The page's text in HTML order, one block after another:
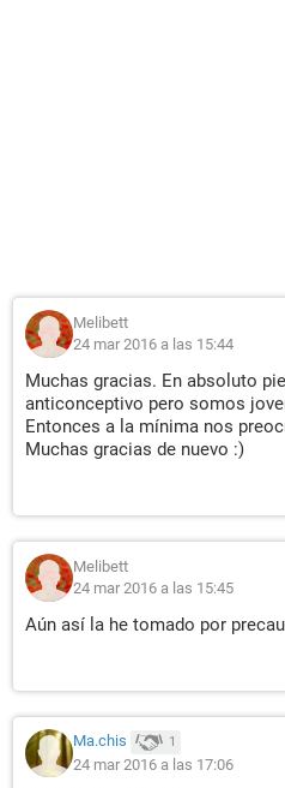
Melibett
24 mar 2016 a las 15:44
Muchas gracias. En absoluto
anticonceptivo pero somos
Entonces a la mínima nos
Muchas gracias de nuevo :)
Melibett
24 mar 2016 a las 15:45
Aún así la he tomado por
Ma.chis 1
24 mar 2016 a las 17:06